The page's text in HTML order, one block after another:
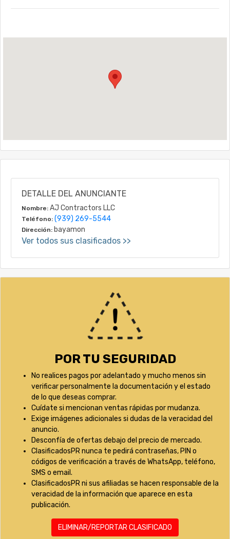
DETALLE DEL ANUNCIANTE
Nombre: AJ Contractors LLC
Teléfono: (939) 269-5544
Dirección: bayamon
Ver todos sus clasificados >>
POR TU SEGURIDAD
No realices pagos por adelantado y mucho menos sin
verificar personalmente la documentación y el estado
de lo que deseas comprar.
Cuídate si mencionan ventas rápidas por mudanza.
Exige imágenes adicionales si dudas de la veracidad del
anuncio.
Desconfía de ofertas debajo del precio de mercado.
ClasificadosPR nunca te pedirá contraseñas, PIN o
códigos de verificación a través de WhatsApp, teléfono,
SMS o email.
ClasificadosPR ni sus afiliadas se hacen responsable de la
veracidad de la información que aparece en esta
publicación.
ELIMINAR/REPORTAR CLASIFICADO